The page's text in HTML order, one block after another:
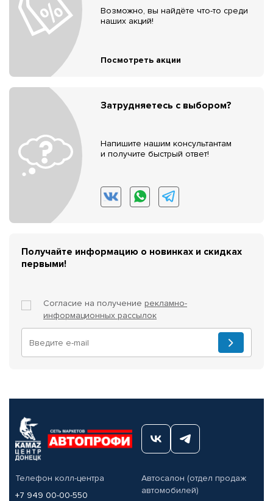
Возможно, вы найдёте что-то среди
наших акций!
Посмотреть акции
Затрудняетесь с выбором?
Напишите нашим консультантам
и получите быстрый ответ!
Получайте информацию о новинках и скидках
первыми!
Согласие на получение рекламно-
информационных рассылок
Телефон колл-центра
+7 949 00-00-550
Автосалон (отдел продаж
автомобилей)